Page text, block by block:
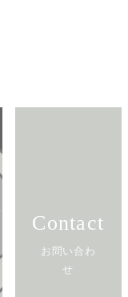
Contact
お問い合わ
せ